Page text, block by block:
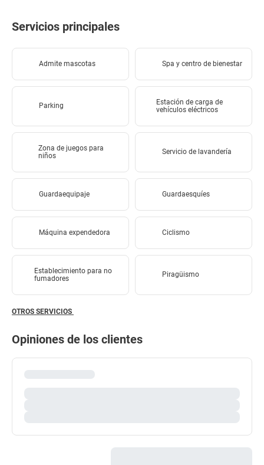
Servicios principales
Admite mascotas Spa y centro de bienestar
Parking
Estación de carga de
vehículos eléctricos
Zona de juegos para
niños
Servicio de lavandería
Guardaequipaje Guardaesquíes
Máquina expendedora Ciclismo
Establecimiento para no
fumadores
Piragüismo
OTROS SERVICIOS
Opiniones de los clientes